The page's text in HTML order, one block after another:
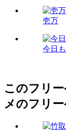
壱万
今日
このフリ
メのフリ